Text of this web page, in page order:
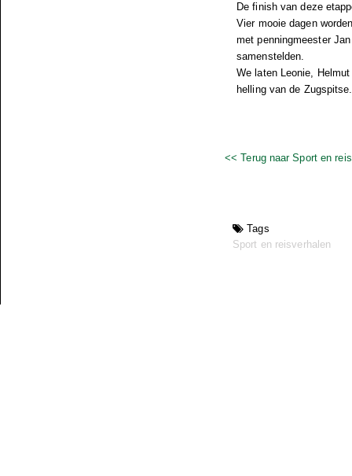
De finish van deze
Vier mooie dagen
met penningmeester
samenstelden.
We laten Leonie,
helling van de Zugspitse.
<< Terug naar Sport en
Tags
Sport en reisverhalen